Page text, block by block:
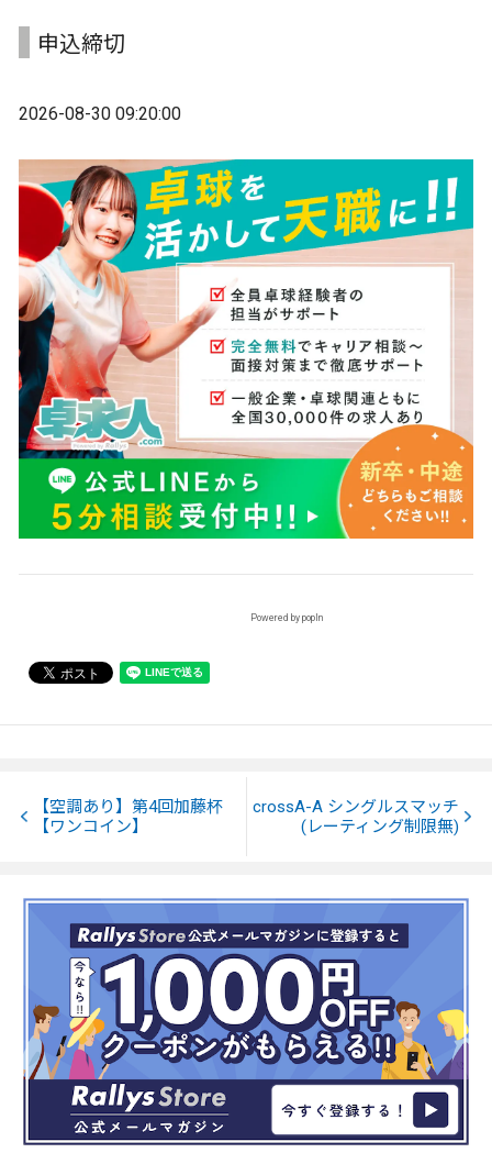
申込締切
2026-08-30 09:20:00
Powered by popIn
【空調あり】第4回加藤杯
【ワンコイン】
crossA-A シングルスマッチ
(レーティング制限無)